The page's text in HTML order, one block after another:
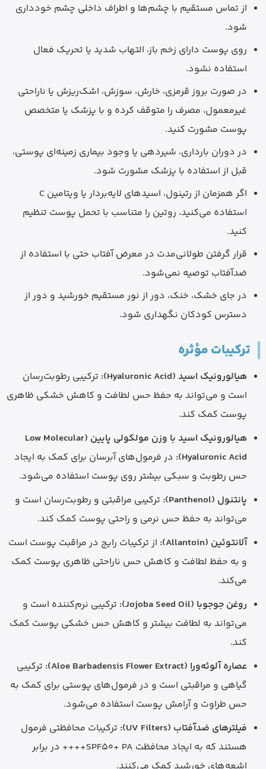
از تماس مستقیم با چشم‌ها و اطراف داخلی چشم خودداری
شود.
روی پوست دارای زخم باز، التهاب شدید یا تحریک فعال
استفاده نشود.
در صورت بروز قرمزی، خارش، سوزش، اشک‌ریزش یا ناراحتی
غیرمعمول، مصرف را متوقف کرده و با پزشک یا متخصص
پوست مشورت کنید.
در دوران بارداری، شیردهی یا وجود بیماری زمینه‌ای پوستی،
قبل از استفاده با پزشک مشورت شود.
اگر همزمان از رتینول، اسیدهای لایه‌بردار یا ویتامین C
استفاده می‌کنید، روتین را متناسب با تحمل پوست تنظیم
کنید.
قرار گرفتن طولانی‌مدت در معرض آفتاب حتی با استفاده از
ضدآفتاب توصیه نمی‌شود.
در جای خشک، خنک، دور از نور مستقیم خورشید و دور از
دسترس کودکان نگهداری شود.
ترکیبات مؤثره
هیالورونیک اسید (Hyaluronic Acid):
ترکیبی رطوبت‌رسان
است و می‌تواند به حفظ حس لطافت و کاهش خشکی ظاهری
پوست کمک کند.
هیالورونیک اسید با وزن مولکولی پایین (Low Molecular
Hyaluronic Acid):
در فرمول‌های آبرسان برای کمک به ایجاد
حس رطوبت و سبکی بیشتر روی پوست استفاده می‌شود.
پانتنول (Panthenol):
ترکیبی مراقبتی و رطوبت‌رسان است و
می‌تواند به حفظ حس نرمی و راحتی پوست کمک کند.
آلانتوئین (Allantoin):
از ترکیبات رایج در مراقبت پوست است
و به حفظ لطافت و کاهش حس ناراحتی ظاهری پوست کمک
می‌کند.
روغن جوجوبا (Jojoba Seed Oil):
ترکیبی نرم‌کننده است و
می‌تواند به لطافت بیشتر و کاهش حس خشکی پوست کمک
کند.
عصاره آلوئه‌ورا (Aloe Barbadensis Flower Extract):
ترکیبی
گیاهی و مراقبتی است و در فرمول‌های پوستی برای کمک به
حس طراوت و آرامش پوست استفاده می‌شود.
فیلترهای ضدآفتاب (UV Filters):
ترکیبات محافظتی فرمول
هستند که به ایجاد محافظت SPF50+ PA++++ در برابر